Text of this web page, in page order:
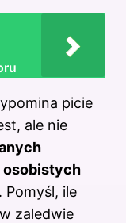
picie
ale nie
osobistych
. Pomyśl, ile
zaledwie